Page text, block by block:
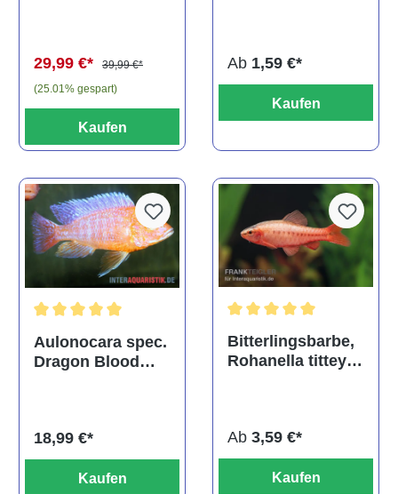
29,99 €*
39,99 €*
(25.01% gespart)
Kaufen
Ab 1,59 €*
Kaufen
Durchschnittliche Bewertung von 5 von 5 Sternen
Aulonocara spec.
Dragon Blood
18,99 €*
Kaufen
Bitterlingsbarbe,
Rohanella titteya,
Ab 3,59 €*
Kaufen